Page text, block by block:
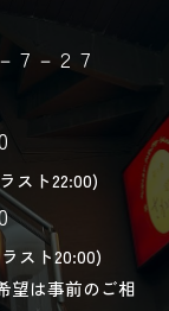
７－２７
スト22:00)
スト20:00)
望は事前のご相